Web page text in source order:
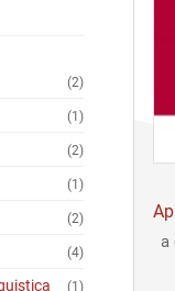
a
(2)
(1)
(2)
(1)
(2)
(4)
(1)